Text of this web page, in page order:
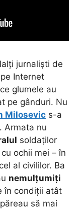
jurnaliști de
Internet
glumele au
pe gânduri. Nu
Milosevic s-a
. Armata nu
soldaților
ochii mei – în
al civililor. Ba
nemulțumiți
în condiții atât
să mai